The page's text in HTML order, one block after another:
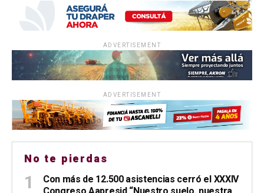
ADVERTISEMENT
ADVERTISEMENT
No te pierdas
Con más de 12.500 asistencias cerró el XXXIV